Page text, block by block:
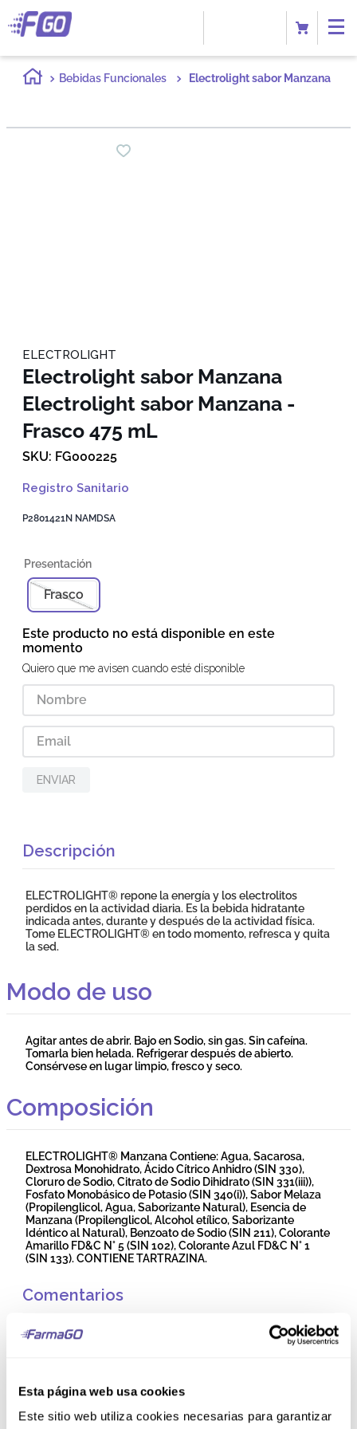
Esta página web usa cookies
Este sitio web utiliza cookies necesarias para garantizar
Bebidas Funcionales Electrolight sabor Manzana
ELECTROLIGHT
Electrolight sabor Manzana
Electrolight sabor Manzana -
Frasco 475 mL
FG000225
Registro Sanitario
P2801421N NAMDSA
Frasco
Este producto no está disponible en este
momento
Quiero que me avisen cuando esté disponible
ENVIAR
Descripción
ELECTROLIGHT® repone la energía y los electrolitos
perdidos en la actividad diaria. Es la bebida hidratante
indicada antes, durante y después de la actividad física.
Tome ELECTROLIGHT® en todo momento, refresca y quita
la sed.
Modo de uso
Agitar antes de abrir. Bajo en Sodio, sin gas. Sin cafeína.
Tomarla bien helada. Refrigerar después de abierto.
Consérvese en lugar limpio, fresco y seco.
Composición
ELECTROLIGHT® Manzana Contiene: Agua, Sacarosa,
Dextrosa Monohidrato, Ácido Cítrico Anhidro (SIN 330),
Cloruro de Sodio, Citrato de Sodio Dihidrato (SIN 331(iii)),
Fosfato Monobásico de Potasio (SIN 340(i)), Sabor Melaza
(Propilenglicol, Agua, Saborizante Natural), Esencia de
Manzana (Propilenglicol, Alcohol etílico, Saborizante
Idéntico al Natural), Benzoato de Sodio (SIN 211), Colorante
Amarillo FD&C N° 5 (SIN 102), Colorante Azul FD&C N° 1
(SIN 133). CONTIENE TARTRAZINA.
Comentarios
0 Calificación promedio (0 comentarios)
5 estrellas 0%